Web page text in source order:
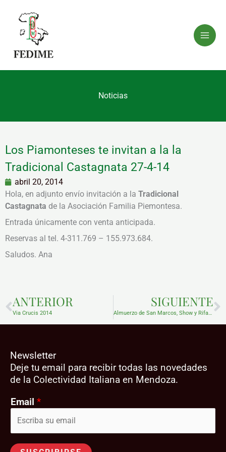
contenido
Noticias
Los Piamonteses te invitan a la la
Tradicional Castagnata 27-4-14
abril 20, 2014
Hola, en adjunto envío invitación a la Tradicional
Castagnata de la Asociación Familia Piemontesa.
Entrada únicamente con venta anticipada.
Reservas al tel. 4-311.769 – 155.973.684.
Saludos. Ana
ANTERIOR
Via Crucis 2014
SIGUIENTE
Almuerzo de San Marcos, Show y Rifas. Asociación Veneta de Mendoza.
Newsletter
Deje tu email para recibir todas las novedades
de la Colectividad Italiana en Mendoza.
Email *